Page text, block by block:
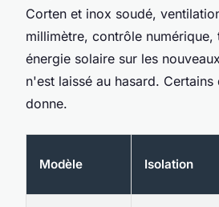
Corten et inox soudé,
millimètre, contrôle numérique,
énergie solaire sur les
n'est laissé au hasard.
donne.
Modèle Isolation